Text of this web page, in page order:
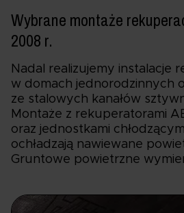
Wybrane montaże
2008 r.
Nadal realizujemy instalacje
w domach jednorodzinnych
ze stalowych kanałów
Montaże z rekuperatorami
oraz jednostkami
ochładzają nawiewane
Gruntowe powietrzne